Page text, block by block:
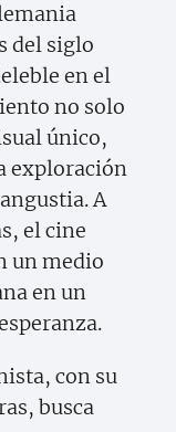
del siglo
en el
no solo
único,
exploración
A
el cine
un medio
en un
con su
busca